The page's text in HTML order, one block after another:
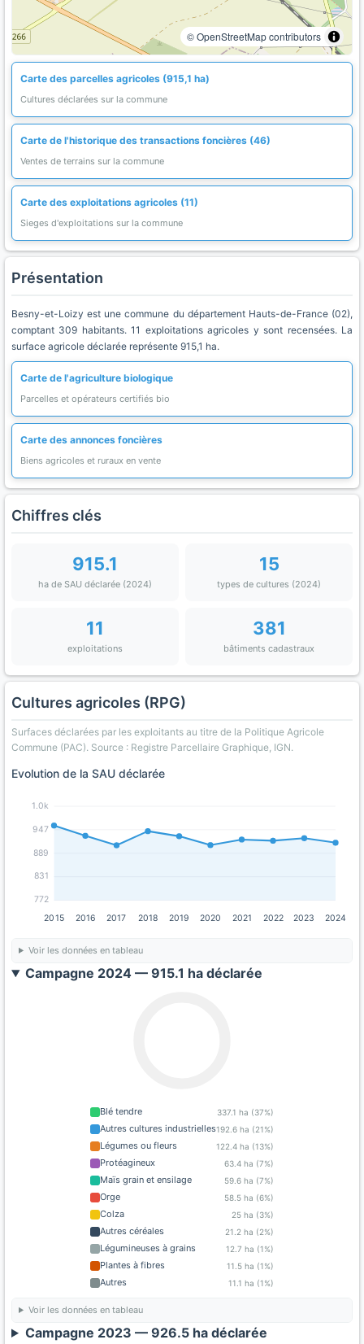
© OpenStreetMap contributors
Carte des parcelles agricoles (915,1 ha)
Cultures déclarées sur la commune
Carte de l'historique des transactions foncières (46)
Ventes de terrains sur la commune
Carte des exploitations agricoles (11)
Sieges d'exploitations sur la commune
Présentation
Besny-et-Loizy est une commune du département Hauts-de-France (02),
comptant 309 habitants. 11 exploitations agricoles y sont recensées. La
surface agricole déclarée représente 915,1 ha.
Carte de l'agriculture biologique
Parcelles et opérateurs certifiés bio
Carte des annonces foncières
Biens agricoles et ruraux en vente
Chiffres clés
915.1
ha de SAU déclarée (2024)
15
types de cultures (2024)
11
exploitations
381
bâtiments cadastraux
Cultures agricoles (RPG)
Surfaces déclarées par les exploitants au titre de la Politique Agricole
Commune (PAC). Source : Registre Parcellaire Graphique, IGN.
Evolution de la SAU déclarée
772
831
889
947
1.0k
2015 2016 2017 2018 2019 2020 2021 2022 2023 2024
Voir les données en tableau
Campagne 2024 — 915.1 ha déclarée
Blé tendre 337.1 ha (37%)
Autres cultures industrielles192.6 ha (21%)
Légumes ou fleurs 122.4 ha (13%)
Protéagineux 63.4 ha (7%)
Maïs grain et ensilage 59.6 ha (7%)
Orge 58.5 ha (6%)
Colza 25 ha (3%)
Autres céréales 21.2 ha (2%)
Légumineuses à grains 12.7 ha (1%)
Plantes à fibres 11.5 ha (1%)
Autres 11.1 ha (1%)
Voir les données en tableau
Campagne 2023 — 926.5 ha déclarée